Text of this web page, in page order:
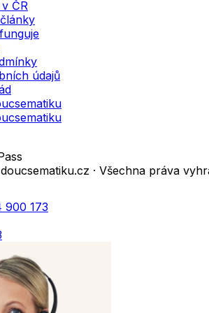
ČR
údajů
doucsematiku.cz · Všechna práva
173